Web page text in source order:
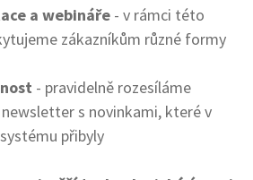
a webináře - v rámci této
zákazníkům různé formy
- pravidelně rozesíláme
s novinkami, které v
přibyly